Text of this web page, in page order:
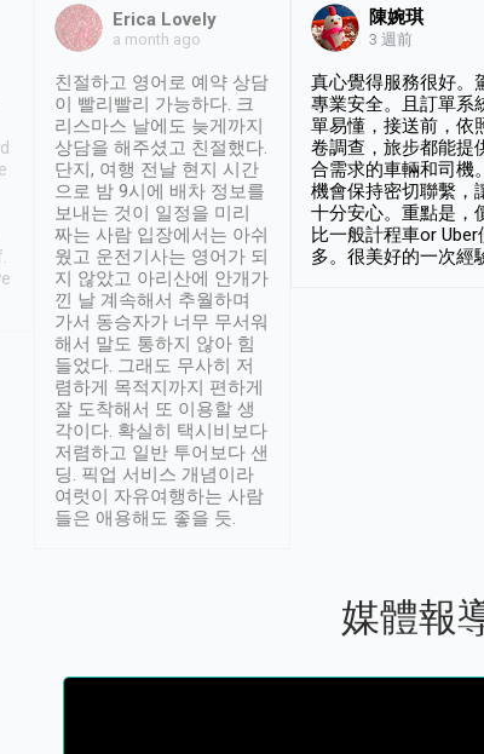
Erica Lovely
a month ago
친절하고 영어로 예약 상담
이 빨리빨리 가능하다. 크
리스마스 날에도 늦게까지
상담을 해주셨고 친절했다.
단지, 여행 전날 현지 시간
으로 밤 9시에 배차 정보를
보내는 것이 일정을 미리
짜는 사람 입장에서는 아쉬
웠고 운전기사는 영어가 되
지 않았고 아리산에 안개가
낀 날 계속해서 추월하며
가서 동승자가 너무 무서워
해서 말도 통하지 않아 힘
들었다. 그래도 무사히 저
렴하게 목적지까지 편하게
잘 도착해서 또 이용할 생
각이다. 확실히 택시비보다
저렴하고 일반 투어보다 샌
딩. 픽업 서비스 개념이라
여럿이 자유여행하는 사람
들은 애용해도 좋을 듯.
陳婉琪
3 週前
真心覺得服務很好。
專業安全。且訂單系
單易懂，接送前，依
卷調查，旅步都能提
合需求的車輛和司機
機會保持密切聯繫，
十分安心。重點是，
比一般計程車or Uber
多。很美好的一次經
媒體報